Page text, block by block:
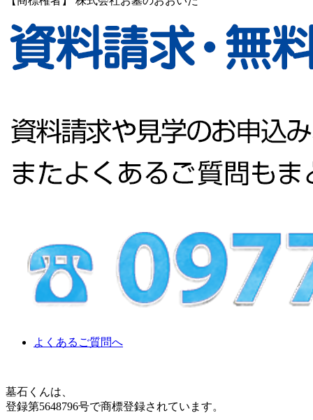
よくあるご質問へ
墓石くんは、
登録第5648796号で商標登録されています。